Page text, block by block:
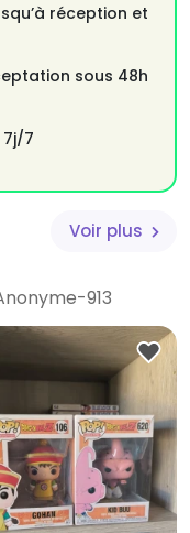
réception et
sous 48h
7
Voir plus
913